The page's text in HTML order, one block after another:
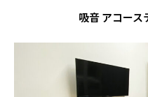
吸音 アコース